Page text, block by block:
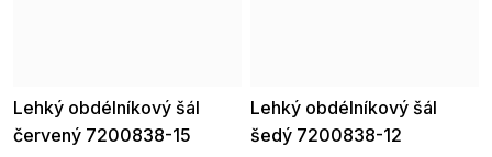
Lehký obdélníkový šál
červený 7200838-15
Lehký obdélníkový šál
šedý 7200838-12